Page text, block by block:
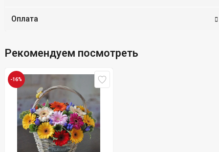
Оплата
Рекомендуем посмотреть
-16%